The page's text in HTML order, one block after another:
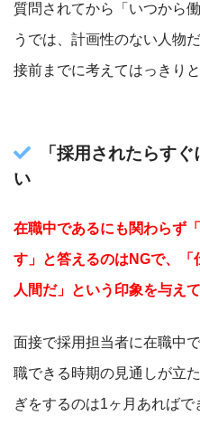
質問されてから「いつから
うでは、計画性のない人物
接前までに考えてはっきり
「採用されたらす
い
在職中であるにも関わらず
す」と答えるのはNGで、
人間だ」という印象を与え
面接で採用担当者に在職中
職できる時期の見通しが立
ぎをするのは1ヶ月あれば